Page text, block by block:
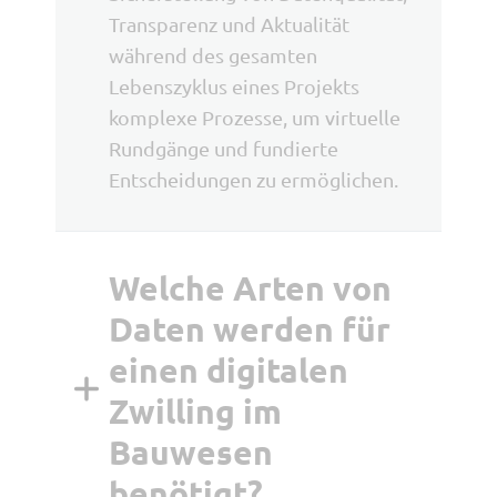
Transparenz und Aktualität
während des gesamten
Lebenszyklus eines Projekts
komplexe Prozesse, um virtuelle
Rundgänge und fundierte
Entscheidungen zu ermöglichen.
Welche Arten von
Daten werden für
einen digitalen
Zwilling im
Bauwesen